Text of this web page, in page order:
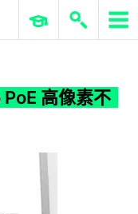
ERP 與商業 AI
高像素不